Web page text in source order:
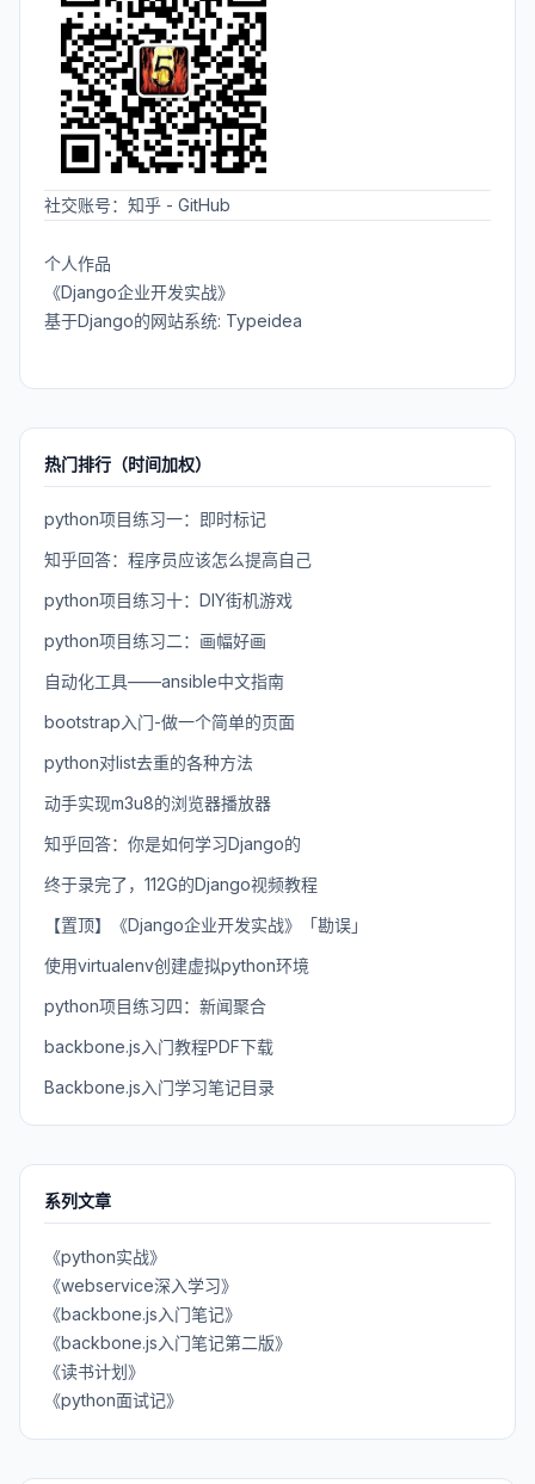
社交账号： 知乎 - GitHub
个人作品
《Django企业开发实战》
基于Django的网站系统: Typeidea
热门排行（时间加权）
python项目练习一：即时标记
知乎回答：程序员应该怎么提高自己
python项目练习十：DIY街机游戏
python项目练习二：画幅好画
自动化工具——ansible中文指南
bootstrap入门-做一个简单的页面
python对list去重的各种方法
动手实现m3u8的浏览器播放器
知乎回答：你是如何学习Django的
终于录完了，112G的Django视频教程
【置顶】《Django企业开发实战》「勘误」
使用virtualenv创建虚拟python环境
python项目练习四：新闻聚合
backbone.js入门教程PDF下载
Backbone.js入门学习笔记目录
系列文章
《python实战》
《webservice深入学习》
《backbone.js入门笔记》
《backbone.js入门笔记第二版》
《读书计划》
《python面试记》